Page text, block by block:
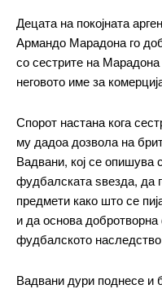
Децата на покојната
Армандо Марадона го
со сестрите на Марадона
неговото име за
Спорот настана кога
му дадоа дозвола на
Вадвани, кој се опишува
фудбалската ѕвезда, да
предмети како што се
и да основа
фудбалското
Вадвани дури поднесе и